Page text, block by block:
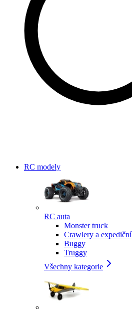
RC modely
RC auta
Monster truck
Crawlery a expediční
Buggy
Truggy
Všechny kategorie